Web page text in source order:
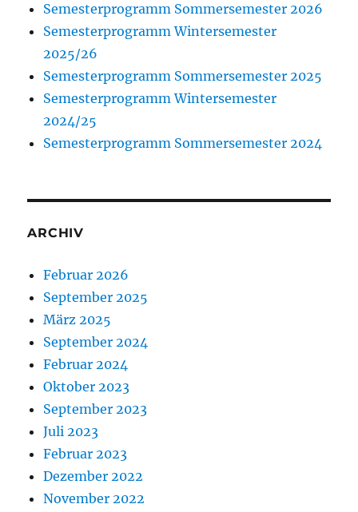
Semesterprogramm Sommersemester 2026
Semesterprogramm Wintersemester
2025/26
Semesterprogramm Sommersemester 2025
Semesterprogramm Wintersemester
2024/25
Semesterprogramm Sommersemester 2024
ARCHIV
Februar 2026
September 2025
März 2025
September 2024
Februar 2024
Oktober 2023
September 2023
Juli 2023
Februar 2023
Dezember 2022
November 2022